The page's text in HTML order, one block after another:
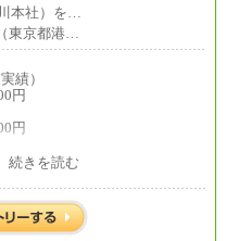
本社）を…
東京都港…
績）
円
円
円
万円
・賞与）は経験・スキルを考
きを読む